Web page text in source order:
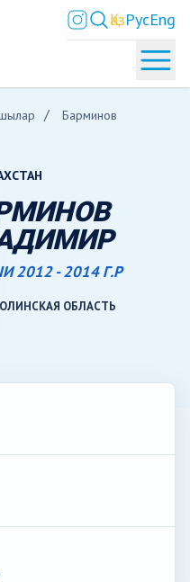
ҚазРусEng
Барминов
2012 - 2014 Г.Р
ОБЛАСТЬ